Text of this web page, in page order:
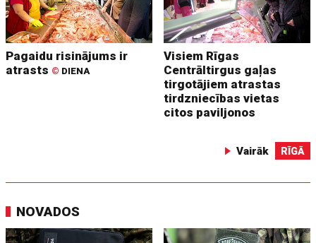
Pagaidu risinājums ir
atrasts © DIENA
Visiem Rīgas
Centrāltirgus gaļas
tirgotājiem atrastas
tirdzniecības vietas
citos paviljonos
Vairāk RĪGĀ
NOVADOS